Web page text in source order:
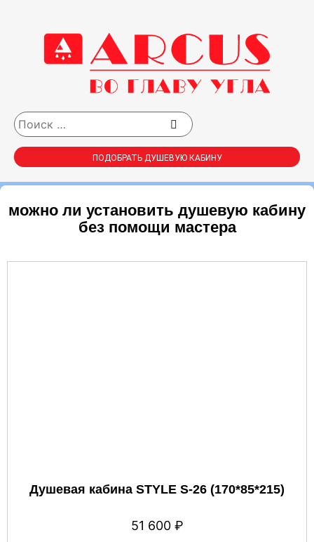
ПОДОБРАТЬ ДУШЕВУЮ КАБИНУ
можно ли установить душевую кабину
без помощи мастера
Душевая кабина STYLE S-26 (170*85*215)
51 600 ₽